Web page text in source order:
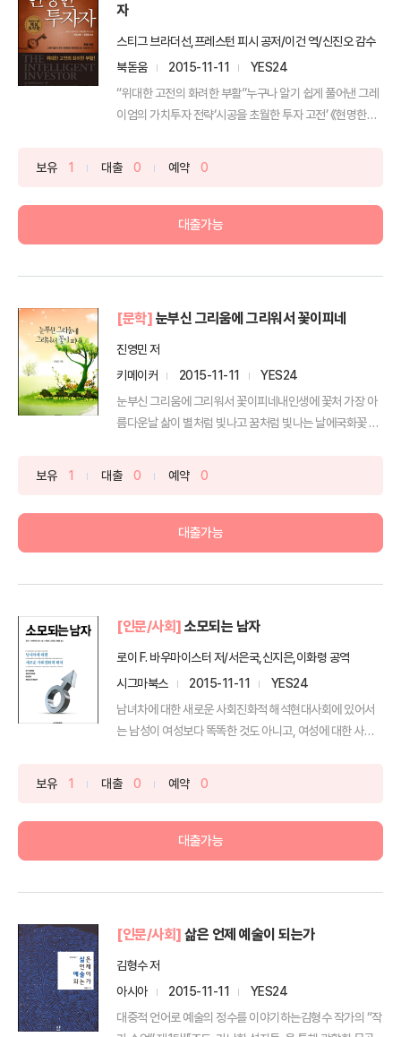
자
스티그 브라더선,프레스턴 피시 공저/이건 역/신진오 감수
북돋움
2015-11-11
YES24
“위대한 고전의 화려한 부활”누구나 알기 쉽게 풀어낸 그레
이엄의 가치투자 전략‘시공을 초월한 투자 고전’ 《현명한
보유 1 대출 0 예약 0
대출가능
[문학] 눈부신 그리움에 그리워서 꽃이피네
진영민 저
키메이커
2015-11-11
YES24
눈부신 그리움에 그리워서 꽃이피네내인생에 꽃처 가장 아
름다운날 삶이 별처럼 빛나고 꿈처럼 빛나는 날에국화꽃 향
보유 1 대출 0 예약 0
대출가능
[인문/사회] 소모되는 남자
로이 F. 바우마이스터 저/서은국,신지은,이화령 공역
시그마북스
2015-11-11
YES24
남녀차에 대한 새로운 사회진화적 해석현대사회에 있어서
는 남성이 여성보다 똑똑한 것도 아니고, 여성에 대한 사악
보유 1 대출 0 예약 0
대출가능
[인문/사회] 삶은 언제 예술이 되는가
김형수 저
아시아
2015-11-11
YES24
대중적 언어로 예술의 정수를 이야기하는김형수 작가의 “작